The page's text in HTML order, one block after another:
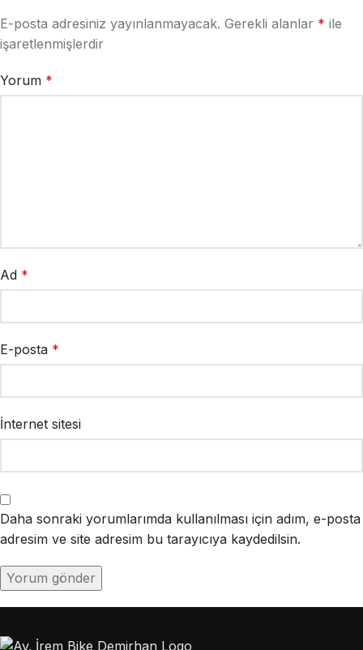
E-posta adresiniz yayınlanmayacak. Gerekli alanlar * ile
işaretlenmişlerdir
Yorum *
Ad *
E-posta *
İnternet sitesi
Daha sonraki yorumlarımda kullanılması için adım, e-posta
adresim ve site adresim bu tarayıcıya kaydedilsin.